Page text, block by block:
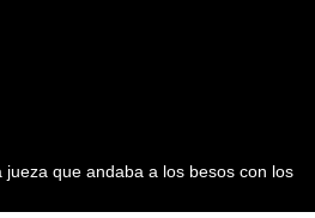
que andaba a los besos con los